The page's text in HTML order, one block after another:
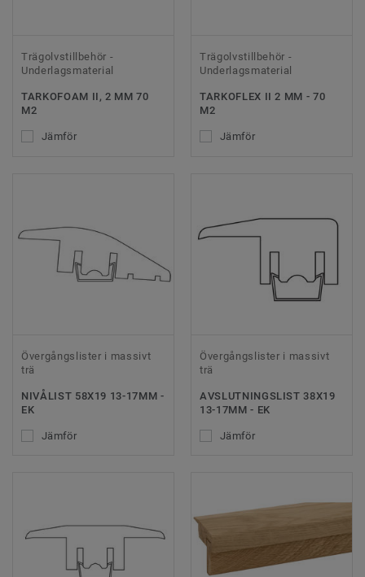
Trägolvstillbehör -
Underlagsmaterial
TARKOFOAM II, 2 MM 70
M2
Jämför
Trägolvstillbehör -
Underlagsmaterial
TARKOFLEX II 2 MM - 70
M2
Jämför
Övergångslister i massivt
trä
NIVÅLIST 58X19 13-17MM -
EK
Jämför
Övergångslister i massivt
trä
AVSLUTNINGSLIST 38X19
13-17MM - EK
Jämför